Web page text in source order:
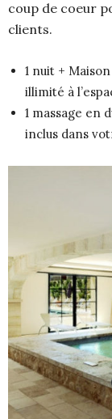
coup de coeur
clients.
1 nuit +
illimité à
1 massage en
inclus dans